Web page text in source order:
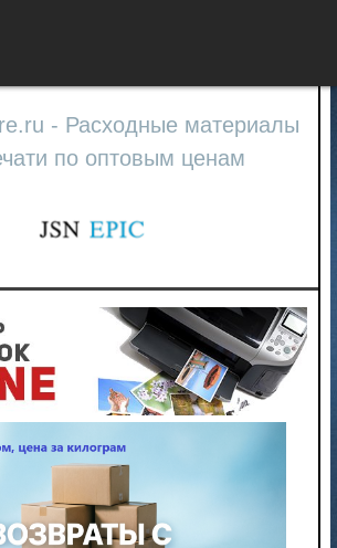
- Расходные материалы
по оптовым ценам